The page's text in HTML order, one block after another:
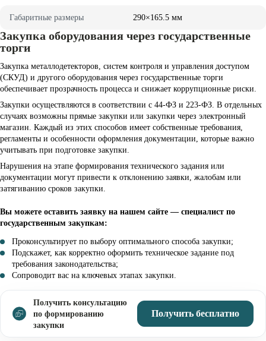
Гaбapитныe paзмepы 290×165.5 мм
Закупка оборудования через государственные
торги
Закупка металлодетекторов, систем контроля и управления доступом
(СКУД) и другого оборудования через государственные торги
обеспечивает прозрачность процесса и снижает коррупционные риски.
Закупки осуществляются в соответствии с 44-ФЗ и 223-ФЗ. В отдельных
случаях возможны прямые закупки или закупки через электронный
магазин. Каждый из этих способов имеет собственные требования,
регламенты и особенности оформления документации, которые важно
учитывать при подготовке закупки.
Нарушения на этапе формирования технического задания или
документации могут привести к отклонению заявки, жалобам или
затягиванию сроков закупки.
Вы можете оставить заявку на нашем сайте — специалист по
государственным закупкам:
Проконсультирует по выбору оптимального способа закупки;
Подскажет, как корректно оформить техническое задание под
требования законодательства;
Сопроводит вас на ключевых этапах закупки.
Получить консультацию
по формированию
закупки
Получить бесплатно